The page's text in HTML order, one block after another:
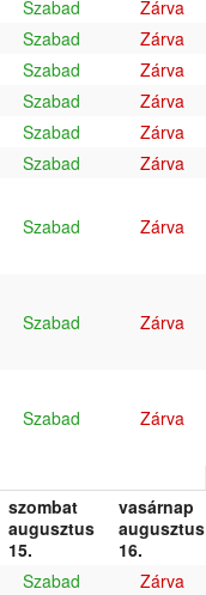
Szabad
Zárva
Szabad
Zárva
Szabad
Zárva
Szabad
Zárva
Szabad
Zárva
Szabad
Zárva
Szabad Zárva
Szabad Zárva
Szabad Zárva
szombat
augusztus
15.
vasárnap
augusztus
16.
Szabad
Zárva